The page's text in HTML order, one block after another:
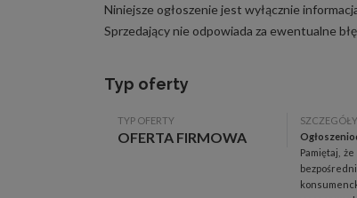
Niniejsze ogłoszenie jest wyłącznie
Sprzedający nie odpowiada za ewentualne
Typ oferty
TYP OFERTY
OFERTA FIRMOWA
SZCZEGÓŁY
Pamiętaj,